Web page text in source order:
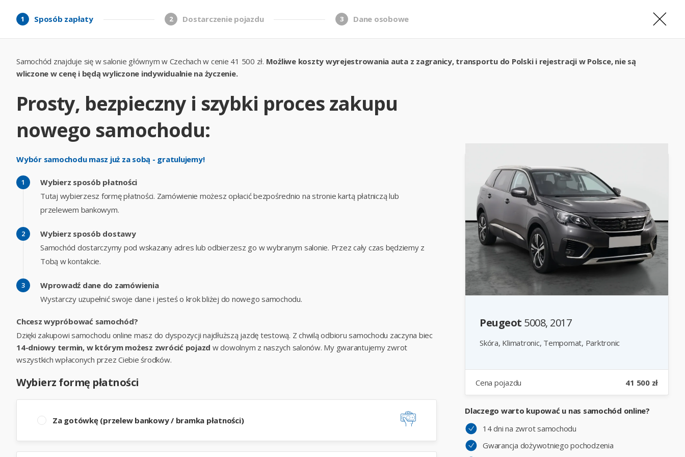
1 Sposób zapłaty 2 Dostarczenie pojazdu 3 Dane osobowe
Samochód znajduje się w salonie głównym w Czechach w cenie 41 500 zł. Możliwe koszty wyrejestrowania auta z zagranicy, transportu do Polski i rejestracji w Polsce, nie są
wliczone w cenę i będą wyliczone indywidualnie na życzenie.
Prosty, bezpieczny i szybki proces zakupu
nowego samochodu:
Wybór samochodu masz już za sobą - gratulujemy!
Wybierz sposób płatności
Tutaj wybierzesz formę płatności. Zamówienie możesz opłacić bezpośrednio na stronie kartą płatniczą lub
przelewem bankowym.
Wybierz sposób dostawy
Samochód dostarczymy pod wskazany adres lub odbierzesz go w wybranym salonie. Przez cały czas będziemy z
Tobą w kontakcie.
Wprowadź dane do zamówienia
Wystarczy uzupełnić swoje dane i jesteś o krok bliżej do nowego samochodu.
Chcesz wypróbować samochód?
Dzięki zakupowi samochodu online masz do dyspozycji najdłuższą jazdę testową. Z chwilą odbioru samochodu zaczyna biec
14-dniowy termin, w którym możesz zwrócić pojazd w dowolnym z naszych salonów. My gwarantujemy zwrot
wszystkich wpłaconych przez Ciebie środków.
Wybierz formę płatności
Za gotówkę (przelew bankowy / bramka płatności)
Peugeot 5008, 2017
Skóra, Klimatronic, Tempomat, Parktronic
Cena pojazdu 41 500 zł
Dlaczego warto kupować u nas samochód online?
14 dni na zwrot samochodu
Gwarancja dożywotniego pochodzenia